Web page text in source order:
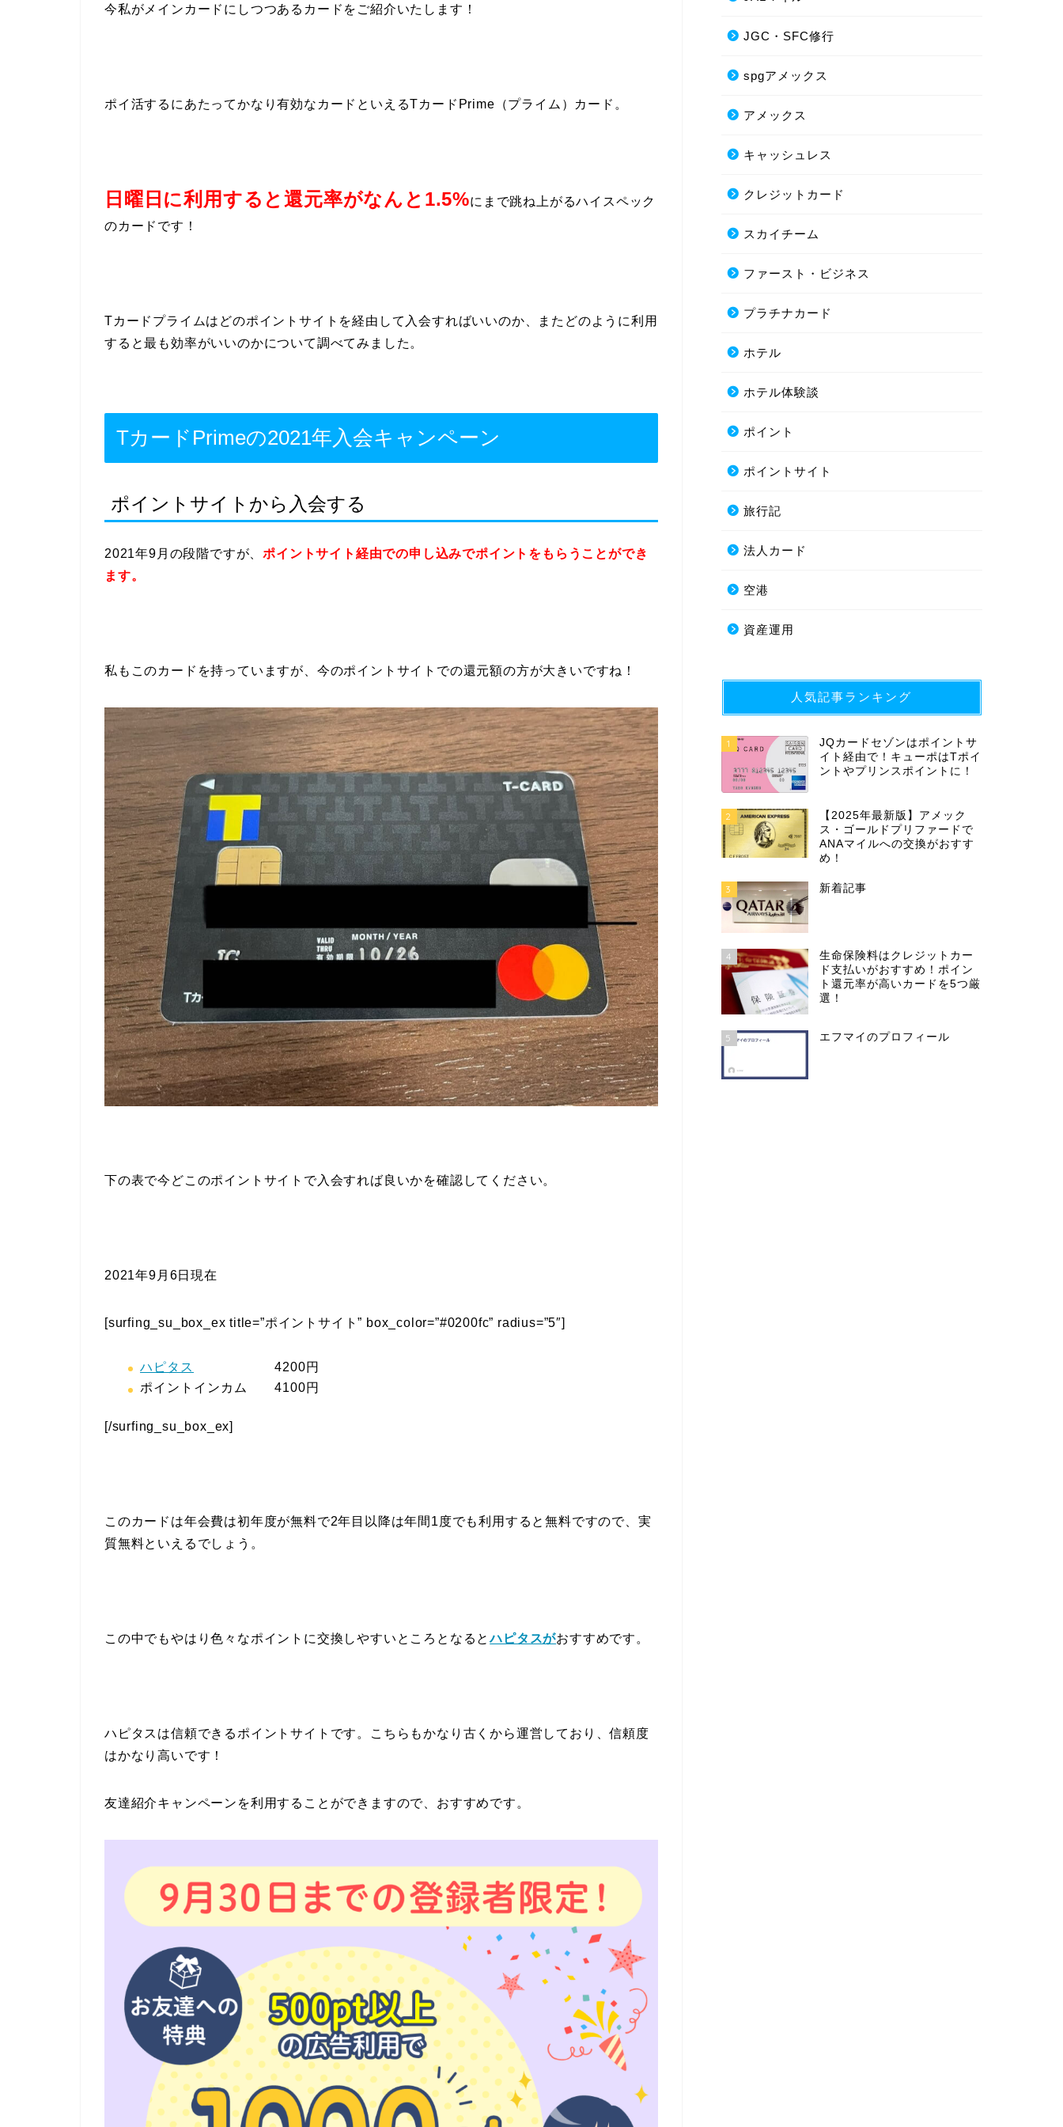
今私がメインカードにしつつあるカードをご紹介いたします！
ポイ活するにあたってかなり有効なカードといえるTカードPrime（プライム）カード。
日曜日に利用すると還元率がなんと1.5%にまで跳ね上がるハイスペック
のカードです！
Tカードプライムはどのポイントサイトを経由して入会すればいいのか、またどのように利用
すると最も効率がいいのかについて調べてみました。
TカードPrimeの2021年入会キャンペーン
ポイントサイトから入会する
2021年9月の段階ですが、ポイントサイト経由での申し込みでポイントをもらうことができ
ます。
私もこのカードを持っていますが、今のポイントサイトでの還元額の方が大きいですね！
下の表で今どこのポイントサイトで入会すれば良いかを確認してください。
2021年9月6日現在
[surfing_su_box_ex title=”ポイントサイト” box_color=”#0200fc” radius=”5″]
ハピタス
4200円
ポイントインカム 4100円
[/surfing_su_box_ex]
このカードは年会費は初年度が無料で2年目以降は年間1度でも利用すると無料ですので、実
質無料といえるでしょう。
この中でもやはり色々なポイントに交換しやすいところとなるとハピタスがおすすめです。
ハピタスは信頼できるポイントサイトです。こちらもかなり古くから運営しており、信頼度
はかなり高いです！
友達紹介キャンペーンを利用することができますので、おすすめです。
JGC・SFC修行
spgアメックス
アメックス
キャッシュレス
クレジットカード
スカイチーム
ファースト・ビジネス
プラチナカード
ホテル
ホテル体験談
ポイント
ポイントサイト
旅行記
法人カード
空港
資産運用
人気記事ランキング
1
JQカードセゾンはポイントサ
イト経由で！キューポはTポイ
ントやプリンスポイントに！
2
【2025年最新版】アメック
ス・ゴールドプリファードで
ANAマイルへの交換がおすす
め！
3 新着記事
4
生命保険料はクレジットカー
ド支払いがおすすめ！ポイン
ト還元率が高いカードを5つ厳
選！
5 エフマイのプロフィール